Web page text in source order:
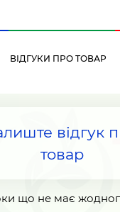
ВІДГУКИ ПРО ТОВАР
відгук
товар
що не має